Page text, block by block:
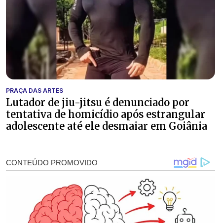
PRAÇA DAS ARTES
Lutador de jiu-jitsu é denunciado por
tentativa de homicídio após estrangular
adolescente até ele desmaiar em Goiânia